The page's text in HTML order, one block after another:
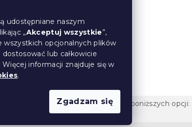
udostępniane naszym
„Akceptuj wszystkie”,
wszystkich opcjonalnych plików
dostosować lub całkowicie
informacji znajduje się w
.
Zgadzam się
reklamować towar, wybierz jedną z poniższych opcji: